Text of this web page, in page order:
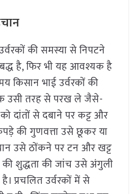
की समस्या से निपटने
है, फिर भी यह आवश्यक है
किसान भाई उर्वरकों की
उसी तरह से परख ले जैसे-
दांतों से दबाने पर कट्ट और
की गुणवत्ता उसे छूकर या
उसे ठोंकने पर टन और खट्ट
शुद्धता की जांच उसे अंगुली
प्रचलित उर्वरकों में से